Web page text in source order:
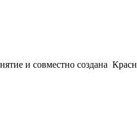
и совместно создана